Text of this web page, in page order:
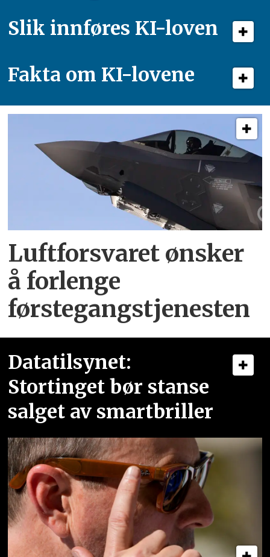
Slik innføres KI-loven
Fakta om KI-lovene
Luftforsvaret ønsker
å forlenge
førstegangstjenesten
Datatilsynet:
Stortinget bør stanse
salget av smartbriller